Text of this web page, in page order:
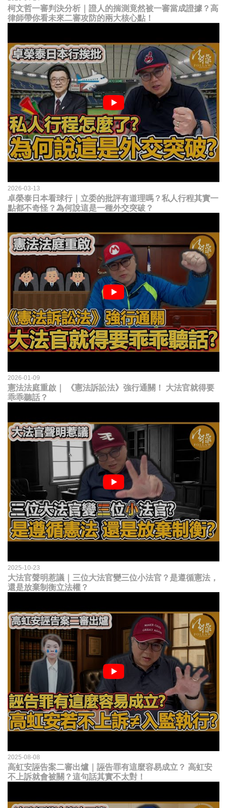
柯文哲一審判決分析｜證人的揣測竟然被一審當成證據？高
律師帶你看未來二審攻防的兩大核心點！
2026-03-13
卓榮泰日本看球行｜立委的批評有道理嗎？私人行程其實一
點都不奇怪？為何說這是一種外交突破？
2026-01-09
憲法法庭重啟｜ 《憲法訴訟法》強行通關！ 大法官就得要
乖乖聽話？
2025-10-23
大法官聲明惹議｜三位大法官變三位小法官？是遵循憲法，
還是放棄制衡立法權？
2025-08-08
高虹安誣告案二審出爐｜誣告罪有這麼容易成立？ 高虹安
不上訴就會被關？這句話其實不太對！